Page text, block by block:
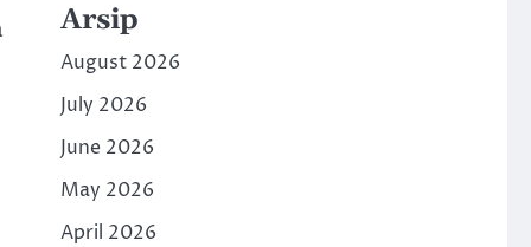
Arsip
August 2026
July 2026
June 2026
May 2026
April 2026